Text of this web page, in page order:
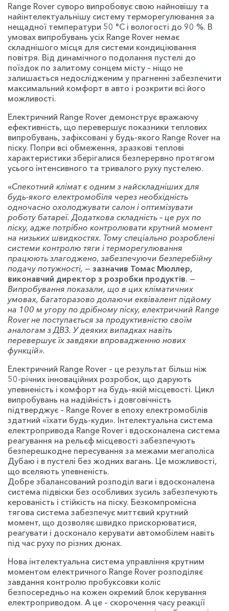
Range Rover суворо випробовує свою найновішу та
найінтелектуальнішу систему терморегулювання за
нещадної температури 50 °С і вологості до 90 %. В
умовах випробувань усіх Range Rover немає
складнішого місця для системи кондиціювання
повітря. Від динамічного подолання пустелі до
поїздок по залитому сонцем місту – ніщо не
залишається недослідженим у прагненні забезпечити
максимальний комфорт в авто і розкрити всі його
можливості.
Електричний Range Rover демонструє вражаючу
ефективність, що перевершує показники теплових
випробувань, зафіксовані у будь-якого Range Rover на
піску. Попри всі обмеження, зразкові теплові
характеристики зберігалися безперервно протягом
усього інтенсивного та тривалого руху пустелею.
«Спекотний клімат є одним з найскладніших для
будь-якого електромобіля через необхідність
одночасно охолоджувати салон і оптимізувати
роботу батареї. Додаткова складність – це рух по
піску, адже потрібно контролювати крутний момент
на низьких швидкостях. Тому спеціально розроблені
системи контролю тяги і терморегулювання
працюють злагоджено, забезпечуючи безперебійну
подачу потужності, — зазначив Томас Мюллер,
виконавчий директор з розробки продуктів. —
Випробування показали, що в цих кліматичних
умовах, багаторазово долаючи еквівалент підйому
на 100 м угору по дрібному піску, електричний Range
Rover не поступається за продуктивністю своїм
аналогам з ДВЗ. У деяких випадках навіть
перевершує їх завдяки впровадженню нових
функцій».
Електричний Range Rover – це результат більш ніж
50-річних інноваційних розробок, що дарують
упевненість і комфорт на будь-якій місцевості. Цикл
випробувань на надійність і довговічність
підтверджує – Range Rover в епоху електромобілів
здатний «їхати будь-куди». Інтелектуальна система
електропривода Range Rover і вдосконалена система
реагування на рельєф місцевості забезпечують
безперешкодне пересування за межами мегаполіса
Дубаю і в пустелі без жодних вагань. Це можливості,
що вселяють упевненість.
Добре збалансований розподіл ваги і вдосконалена
система підвіски без особливих зусиль забезпечують
керованість і стійкість на піску. Безкомпромісна
тягова система забезпечує миттєвий крутний
момент, що дозволяє швидко прискорюватися,
реагувати і досконало керувати автомобілем навіть
під час руху по різних дюнах.
Нова інтелектуальна система управління крутним
моментом електричного Range Rover розподіляє
завдання контролю пробуксовки коліс
безпосередньо на кожен окремий блок керування
електроприводом. А це – скорочення часу реакції